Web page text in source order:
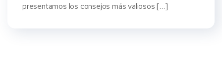
presentamos los consejos más valiosos […]